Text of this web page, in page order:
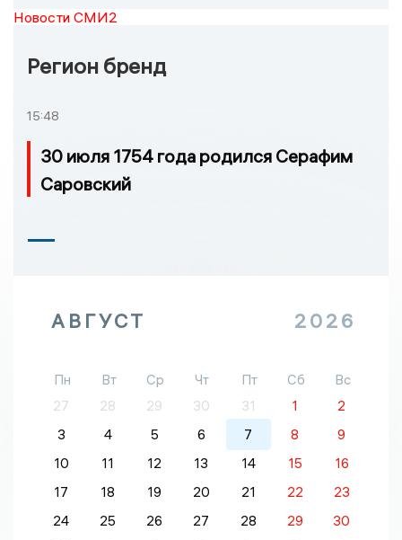
Новости СМИ2
Регион бренд
15:48
30 июля 1754 года родился Серафим
Саровский
АВГУСТ 2026
Пн Вт Ср Чт Пт Сб
Вс
27
28 29 30 31 1
2
3
4 5 6 7 8
9
10
11 12 13 14 15
16
17
18 19 20 21 22
23
24
25 26 27 28 29
30